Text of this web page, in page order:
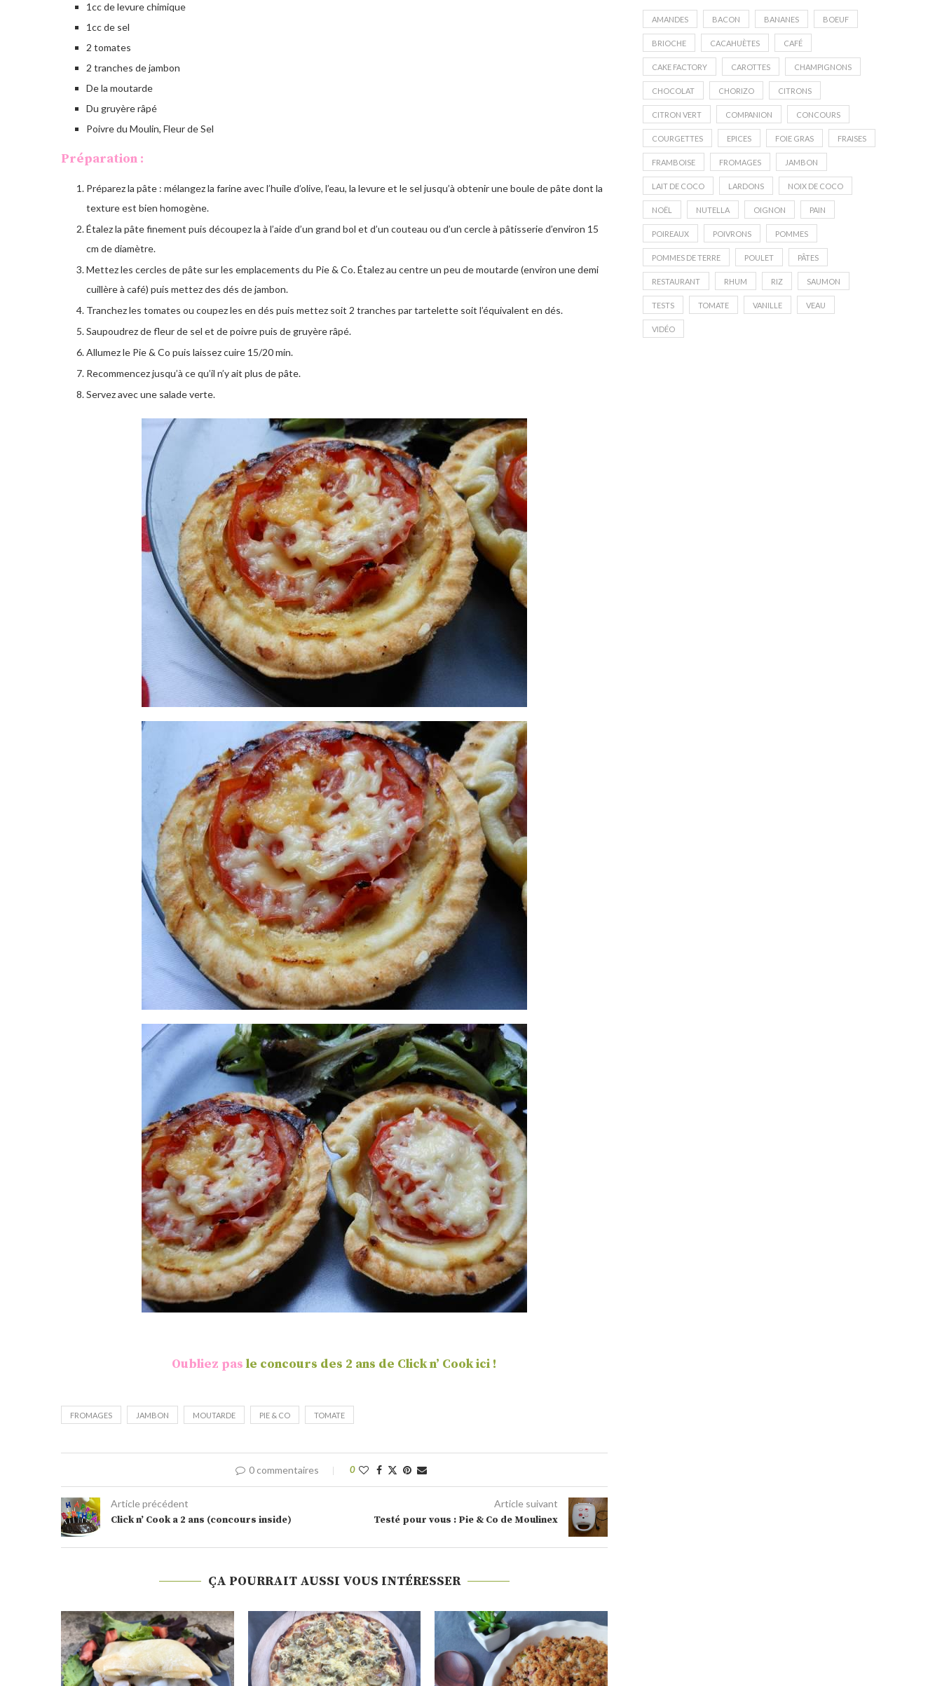
1cc de levure chimique
1cc de sel
2 tomates
2 tranches de jambon
De la moutarde
Du gruyère râpé
Poivre du Moulin, Fleur de Sel
Préparation :
Préparez la pâte : mélangez la farine avec l’huile d’olive, l’eau, la levure et le sel jusqu’à obtenir une boule de pâte dont la
texture est bien homogène.
Étalez la pâte finement puis découpez la à l’aide d’un grand bol et d’un couteau ou d’un cercle à pâtisserie d’environ 15
cm de diamètre.
Mettez les cercles de pâte sur les emplacements du Pie & Co. Étalez au centre un peu de moutarde (environ une demi
cuillère à café) puis mettez des dés de jambon.
Tranchez les tomates ou coupez les en dés puis mettez soit 2 tranches par tartelette soit l’équivalent en dés.
Saupoudrez de fleur de sel et de poivre puis de gruyère râpé.
Allumez le Pie & Co puis laissez cuire 15/20 min.
Recommencez jusqu’à ce qu’il n’y ait plus de pâte.
Servez avec une salade verte.
Oubliez pas le concours des 2 ans de Click n’ Cook ici !
FROMAGES JAMBON MOUTARDE PIE & CO TOMATE
0 commentaires 0
Article précédent
Click n’ Cook a 2 ans (concours inside)
Article suivant
Testé pour vous : Pie & Co de Moulinex
ÇA POURRAIT AUSSI VOUS INTÉRESSER
AMANDES BACON BANANES BOEUF
BRIOCHE CACAHUÈTES CAFÉ
CAKE FACTORY CAROTTES CHAMPIGNONS
CHOCOLAT CHORIZO CITRONS
CITRON VERT COMPANION CONCOURS
COURGETTES EPICES FOIE GRAS FRAISES
FRAMBOISE FROMAGES JAMBON
LAIT DE COCO LARDONS NOIX DE COCO
NOËL NUTELLA OIGNON PAIN
POIREAUX POIVRONS POMMES
POMMES DE TERRE POULET PÂTES
RESTAURANT RHUM RIZ SAUMON
TESTS TOMATE VANILLE VEAU
VIDÉO